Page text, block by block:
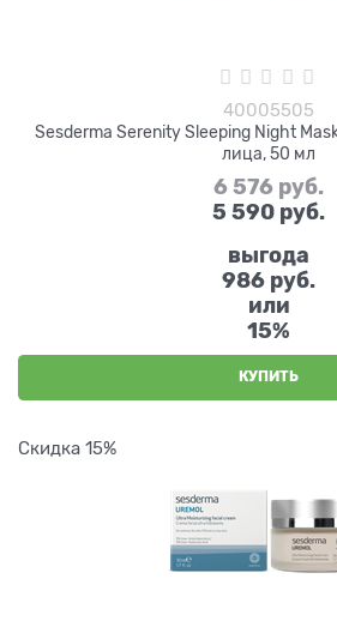
40005505
Sesderma Serenity Sleeping Night
лица, 50 мл
6 576 руб.
5 590 руб.
выгода
986 руб.
или
15%
КУПИТЬ
Скидка 15%